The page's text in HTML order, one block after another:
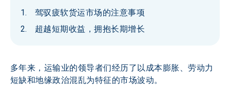
驾驭疲软货运市场的注意事项
超越短期收益，拥抱长期增长
多年来，运输业的领导者们经历了以成本膨胀、劳动力
短缺和地缘政治混乱为特征的市场波动。